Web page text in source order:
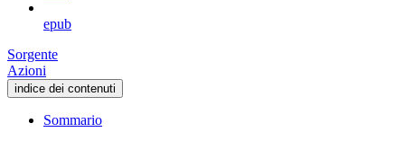
epub
Sorgente
Azioni
indice dei contenuti
Sommario